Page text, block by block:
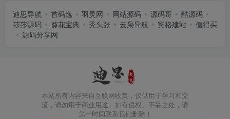
迪思导航 首码逸 羽灵网 网站源码 源码哥
酷源码
莎莎源码
葵花宝典 秃头张 云枭导航 宾格建站
值得买
源码分享网
本站所有内容来自互联网收集，仅供用于学习和交
流，请勿用于商业用途。如有侵权、不妥之处，请
第一时间联系我们删除！